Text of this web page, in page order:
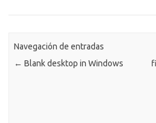
Navegación de entradas
← Blank desktop in Windows